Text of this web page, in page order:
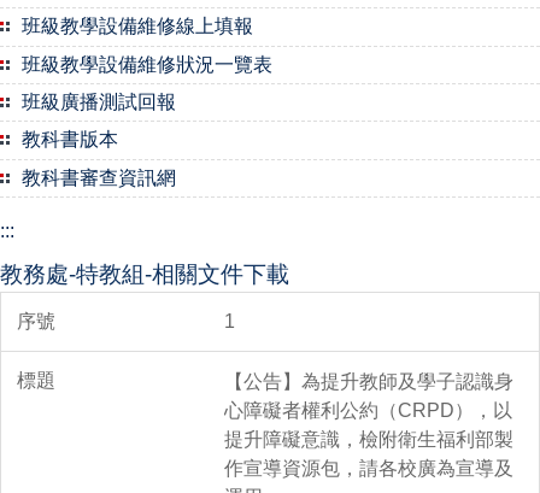
班級教學設備維修線上填報
班級教學設備維修狀況一覽表
班級廣播測試回報
教科書版本
教科書審查資訊網
:::
教務處-特教組-相關文件下載
1
【公告】為提升教師及學子認識身
心障礙者權利公約（CRPD），以
提升障礙意識，檢附衛生福利部製
作宣導資源包，請各校廣為宣導及